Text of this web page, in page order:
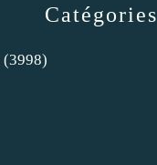
Catégories
(3998)